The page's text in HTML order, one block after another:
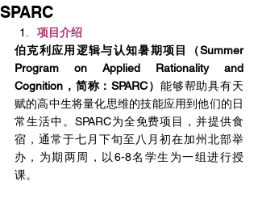
SPARC
项目介绍
伯克利应用逻辑与认知暑期项目（Summer
Program on Applied Rationality and
Cognition，简称：SPARC） 能够帮助具有天
赋的高中生将量化思维的技能应用到他们的日
常生活中。SPARC为全免费项目，并提供食
宿，通常于七月下旬至八月初在加州北部举
办，为期两周，以6-8名学生为一组进行授
课。